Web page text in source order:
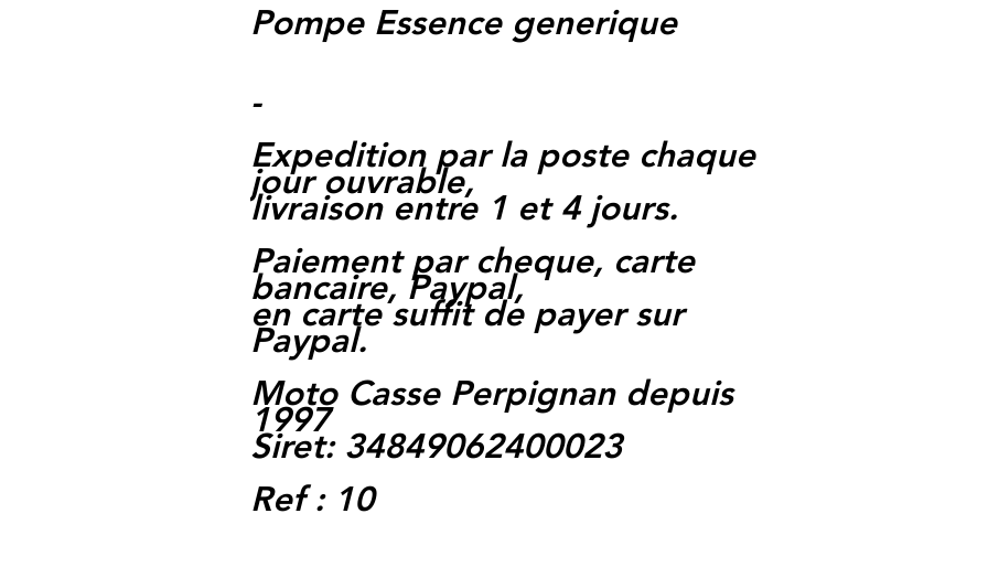
Pompe Essence generique
-
Expedition par la poste chaque
jour ouvrable,
livraison entre 1 et 4 jours.
Paiement par cheque, carte
bancaire, Paypal,
en carte suffit de payer sur
Paypal.
Moto Casse Perpignan depuis
1997
Siret: 34849062400023
Ref : 10